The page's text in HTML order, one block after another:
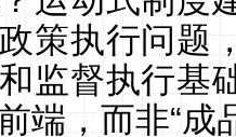
策执行问题
监督执行基
端，而非“成